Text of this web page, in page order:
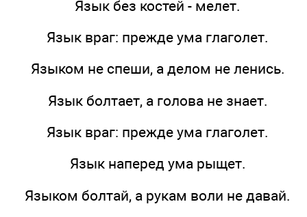
Язык без костей - мелет.
Язык враг: прежде ума глаголет.
Языком не спеши, а делом не ленись.
Язык болтает, а голова не знает.
Язык враг: прежде ума глаголет.
Язык наперед ума рыщет.
Языком болтай, а рукам воли не давай.